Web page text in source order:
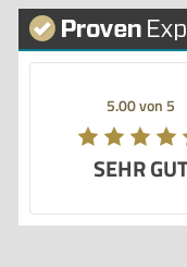
5.00 von 5
SEHR